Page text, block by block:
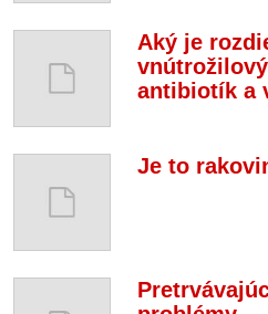
Aký je
antibiotík a
Je to